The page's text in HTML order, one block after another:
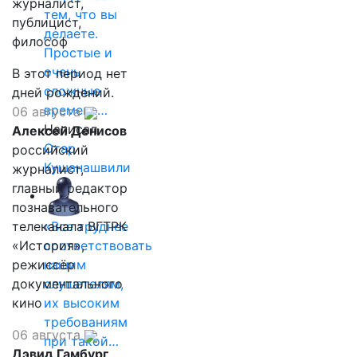
тем, что вы
делаете.
Простые и
очень
сложные
времена…
Написал
Отар
Кушанашвили
«Все труднее
соответствовать
нашим
слушателям,
их высоким
требованиям
при такой…
журналист,
публицист,
философ
В этот период нет
дней рождений.
06 августа
Алексей Денисов
российский
журналист,
главный редактор
познавательного
телеканала ВГТРК
«История»,
режиссёр
документального
кино
06 августа
Дэвид Гамбург